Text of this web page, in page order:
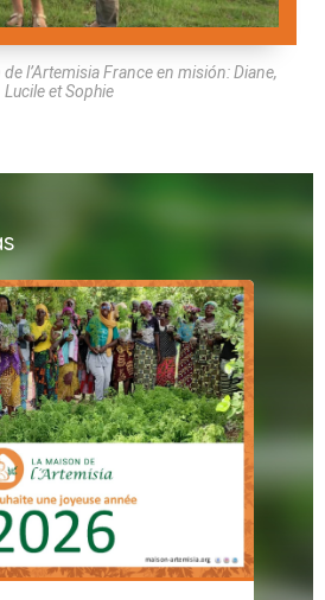
l’Artemisia France en misión: Diane,
Lucile et Sophie